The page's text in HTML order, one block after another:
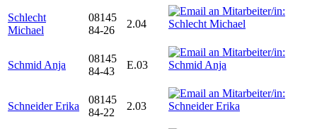
Schlecht
Michael
08145
84-26
2.04
Schmid Anja
08145
84-43
E.03
Schneider Erika
08145
84-22
2.03